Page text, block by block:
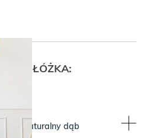
ŁÓŻKA:
naturalny dąb